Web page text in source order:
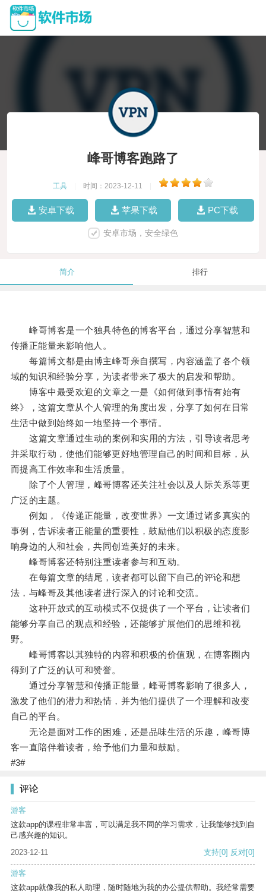
峰哥博客跑路了
工具 时间：2023-12-11
安卓下载 苹果下载 PC下载
安卓市场，安全绿色
简介 排行
峰哥博客是一个独具特色的博客平台，通过分享智慧和
传播正能量来影响他人。
每篇博文都是由博主峰哥亲自撰写，内容涵盖了各个领
域的知识和经验分享，为读者带来了极大的启发和帮助。
博客中最受欢迎的文章之一是《如何做到事情有始有
终》，这篇文章从个人管理的角度出发，分享了如何在日常
生活中做到始终如一地坚持一个事情。
这篇文章通过生动的案例和实用的方法，引导读者思考
并采取行动，使他们能够更好地管理自己的时间和目标，从
而提高工作效率和生活质量。
除了个人管理，峰哥博客还关注社会以及人际关系等更
广泛的主题。
例如，《传递正能量，改变世界》一文通过诸多真实的
事例，告诉读者正能量的重要性，鼓励他们以积极的态度影
响身边的人和社会，共同创造美好的未来。
峰哥博客还特别注重读者参与和互动。
在每篇文章的结尾，读者都可以留下自己的评论和想
法，与峰哥及其他读者进行深入的讨论和交流。
这种开放式的互动模式不仅提供了一个平台，让读者们
能够分享自己的观点和经验，还能够扩展他们的思维和视
野。
峰哥博客以其独特的内容和积极的价值观，在博客圈内
得到了广泛的认可和赞誉。
通过分享智慧和传播正能量，峰哥博客影响了很多人，
激发了他们的潜力和热情，并为他们提供了一个理解和改变
自己的平台。
无论是面对工作的困难，还是品味生活的乐趣，峰哥博
客一直陪伴着读者，给予他们力量和鼓励。
#3#
评论
游客
这款app的课程非常丰富，可以满足我不同的学习需求，让我能够找到自
己感兴趣的知识。
2023-12-11
支持[0] 反对[0]
游客
这款app就像我的私人助理，随时随地为我的办公提供帮助。我经常需要